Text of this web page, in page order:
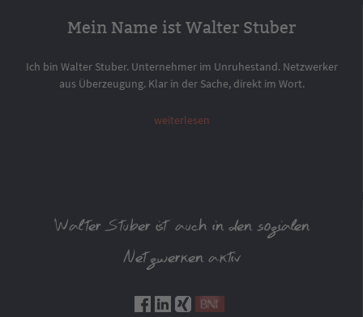
Mein Name ist Walter Stuber
Ich bin Walter Stuber. Unternehmer im Unruhestand. Netzwerker
aus Überzeugung. Klar in der Sache, direkt im Wort.
weiterlesen
Walter Stuber ist auch in den sozialen
Netzwerken aktiv